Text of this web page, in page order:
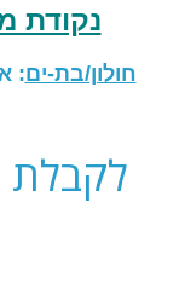
נקודת
חולון/בת-ים:
לקבלת